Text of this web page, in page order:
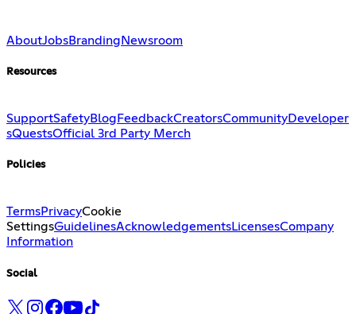
AboutJobsBranding Newsroom
Resources
SupportSafetyBlog FeedbackCreatorsCommunityDeveloper
sQuestsOfficial 3rd Party Merch
Policies
TermsPrivacyCookie
SettingsGuidelinesAcknowledgementsLicensesCompany
Information
Social